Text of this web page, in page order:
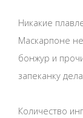
Никакие
Маскарпоне
бонжур и
запеканку
Количество